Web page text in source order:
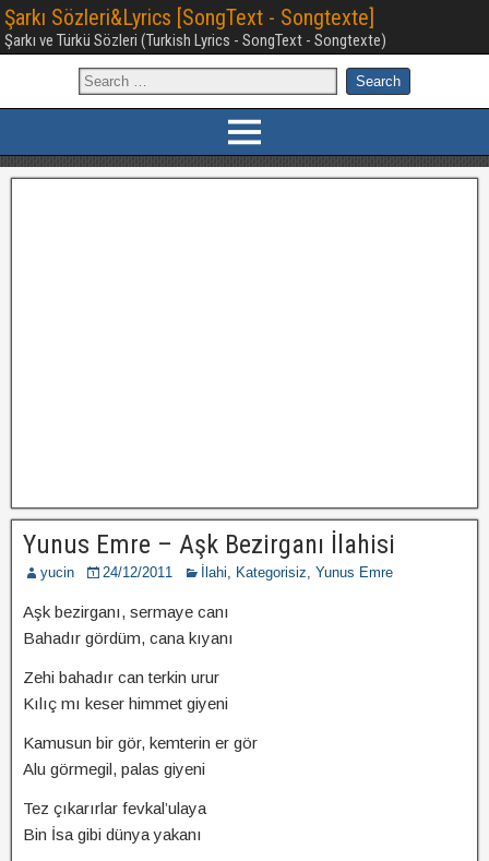
Şarkı Sözleri&Lyrics [SongText - Songtexte]
Şarkı ve Türkü Sözleri (Turkish Lyrics - SongText - Songtexte)
Yunus Emre – Aşk Bezirganı İlahisi
yucin 24/12/2011 İlahi, Kategorisiz, Yunus Emre
Aşk bezirganı, sermaye canı
Bahadır gördüm, cana kıyanı
Zehi bahadır can terkin urur
Kılıç mı keser himmet giyeni
Kamusun bir gör, kemterin er gör
Alu görmegil, palas giyeni
Tez çıkarırlar fevkal’ulaya
Bin İsa gibi dünya yakanı